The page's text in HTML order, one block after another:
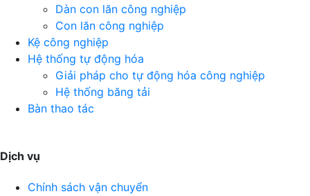
Dàn con lăn công nghiệp
Con lăn công nghiệp
Kệ công nghiệp
Hệ thống tự động hóa
Giải pháp cho tự động hóa công nghiệp
Hệ thống băng tải
Bàn thao tác
Dịch vụ
Chính sách vận chuyển